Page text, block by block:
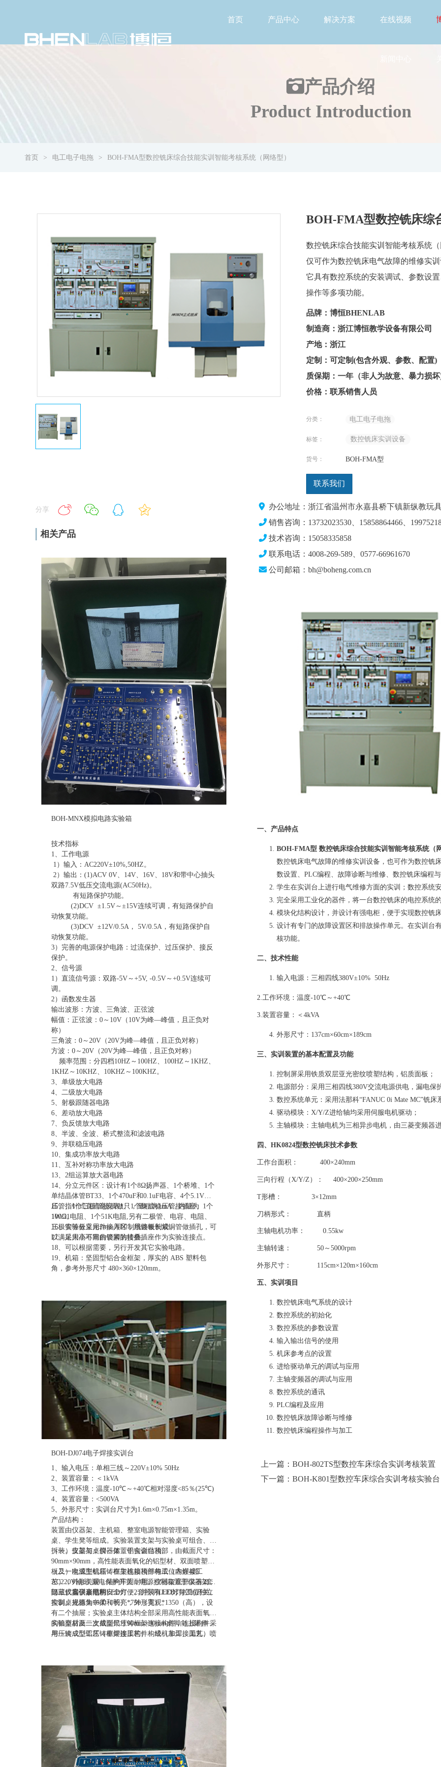
首页 产品中心 解决方案 在线视频
产品介绍
Product Introduction
首页 电工电子电拖 BOH-FMA型数控铣床综合技能实训智能考核系统（网络型）
BOH-FMA型数控铣床综
数控铣床综合技能实训智能考核系统
仅可作为数控铣床电气故障的维修实
它具有数控系统的安装调试、参数设
操作等多项功能。
品牌：博恒BHENLAB
制造商：浙江博恒教学设备有限公司
产地：浙江
定制：可定制(包含外观、参数、配置)
质保期：一年（非人为故意、暴力损
价格：联系销售人员
分类： 电工电子电拖
标签： 数控铣床实训设备
货号： BOH-FMA型
联系我们
分享
相关产品
BOH-MNX模拟电路实验箱
技术指标
1、工作电源
1）输入：AC220V±10%,50HZ。
2）输出：(1)ACV 0V、14V、16V、18V和带中心抽头
双路7.5V低压交流电源(AC50Hz)。
有短路保护功能。
(2)DCV ±1.5V～±15V连续可调，有短路保护自
动恢复功能。
(3)DCV ±12V/0.5A， 5V/0.5A，有短路保护自
动恢复功能。
3）完善的电源保护电路：过流保护、过压保护、接反
保护。
2、信号源
1）直流信号源：双路-5V～+5V, -0.5V～+0.5V连续可
调。
2）函数发生器
输出波形：方波、三角波、正弦波
幅值：正弦波：0～10V（10V为峰—峰值，且正负对
称）
三角波：0～20V（20V为峰—峰值，且正负对称）
方波：0～20V（20V为峰—峰值，且正负对称）
频率范围：分四档10HZ～100HZ、100HZ～1KHZ、
1KHZ～10KHZ、10KHZ～100KHZ。
3、单级放大电路
4、二级放大电路
5、射极跟随器电路
6、差动放大电路
7、负反馈放大电路
8、半波、全波、桥式整流和滤波电路
9、并联稳压电路
10、集成功率放大电路
11、互补对称功率放大电路
13、2组运算放大器电路
14、分立元件区：设计有1个8Ω扬声器、1个桥堆、1个
单结晶体管BT33、1个470uF和0.1uF电容、4个5.1V稳
压管、1个三极管接插做、1个集成稳压管接插座、1个
1W/51电阻、1个51K电阻,另有二极管、电容、电阻、
三极管等分立元件接入区，用镀银长紫铜管做插孔，可
以满足大小不同的管脚的接插。
15、指针式直流毫安表1只，量程为1mA，内阻为
100Ω。
16、实验板采用2mm厚印制线路板制成。
17、采用高可靠自锁紧防转叠插座作为实验连接点。
18、可以根据需要，另行开发其它实验电路。
19、机箱：坚固型铝合金框架，厚实的 ABS 塑料包
角，参考外形尺寸 480×360×120mm。
BOH-DJ074电子焊接实训台
1、输入电压：单相三线～220V±10% 50Hz
2、装置容量：＜1kVA
3、工作环境：温度-10℃～+40℃相对湿度<85％(25℃)
4、装置容量：<500VA
5、外形尺寸：实训台尺寸为1.6m×0.75m×1.35m。
产品结构：
装置由仪器架、主机箱、整室电源智能管理箱、实验
桌、学生凳等组成。实验装置支架与实验桌可组合、可
拆装。支架与桌脚一体，铝合金结构。
（一）仪器架：仪器架置于实训台顶部，由截面尺寸：
90mm×90mm，高性能表面氧化的铝型材、双面喷塑钢
板及一次成型铝压铸框架连接构件构成（非焊接工
艺），外形美观，结构牢固耐用。仪器架底部装有2套
隐藏式扁平形照明LED灯，2套照明LED灯每工位独立
控制。光源集中柔和明亮，外形美观。
（二）电源主机箱：在主机箱顶部每工位内嵌4路
AC220V输出,漏电保护开关，电源控制箱置于仪器架下
部，仪器仪表电用安全方便。并装有LED灯控制开关。
（三）实训桌结构：
实训桌规格为1600（长）*750（宽）*1350（高），设
有二个抽屉；实验桌主体结构全部采用高性能表面氧化
的铝型材及一次成型铝压铸框架连接构件，连接构件采
用压铸成型工艺（非焊接工艺），经机加工、抛丸、喷
化处理，截面尺寸：90mm×90mm，四面带槽，槽宽约
8mm，端部装有注塑成型配套塑料堵头。桌面采用
25mm三聚氰胺饰面板，配有一块防静电绝缘皮。贴桌
面板下设支撑框架，承受力不少于200kg。实训装置整
体简约不简单，高端大气，符合现代化产品审美和发展
趋势。
实验桌后面二支截面尺寸90mm×90mm桌脚向上延伸，
与一次成型铝压铸框架连接构件构成（非焊接工艺）牢
办公地址：浙江省温州市永嘉县桥下镇新纵教玩
销售咨询：13732023530、15858864466、
技术咨询：15058335858
联系电话：4008-269-589、0577-66961670
公司邮箱：bh@boheng.com.cn
一、产品特点
BOH-FMA型 数控铣床综合技能实训智能考核系统（网
数控铣床电气故障的维修实训设备，也可作为数控铣
数设置、PLC编程、故障诊断与维修、数控铣床编程
学生在实训台上进行电气维修方面的实训；数控系统
完全采用工业化的器件，将一台数控铣床的电控系统
模块化结构设计，并设计有强电柜，便于实现数控铣
设计有专门的故障设置区和排故操作单元。在实训台
核功能。
二、技术性能
输入电源：三相四线380V±10% 50Hz
2.工作环境：温度-10℃～+40℃
3.装置容量：＜4kVA
外形尺寸：137cm×60cm×189cm
三、实训装置的基本配置及功能
控制屏采用铁质双层亚光密纹喷塑结构，铝质面板；
电源部分：采用三相四线380V交流电源供电，漏电保
数控系统单元：采用法那科“FANUC 0i Mate MC”铣床
驱动模块：X/Y/Z进给轴均采用伺服电机驱动；
主轴模块：主轴电机为三相异步电机，由三菱变频器
四、HK0824型数控铣床技术参数
工作台面积： 400×240mm
三向行程（X/Y/Z）： 400×200×250mm
T形槽： 3×12mm
刀柄形式： 直柄
主轴电机功率： 0.55kw
主轴转速： 50～5000rpm
外形尺寸： 115cm×120m×160cm
五、实训项目
数控铣床电气系统的设计
数控系统的初始化
数控系统的参数设置
输入输出信号的使用
机床参考点的设置
进给驱动单元的调试与应用
主轴变频器的调试与应用
数控系统的通讯
PLC编程及应用
数控铣床故障诊断与维修
数控铣床编程操作与加工
上一篇：BOH-802TS型数控车床综合实训考核装置
下一篇：BOH-K801型数控车床综合实训考核实验台